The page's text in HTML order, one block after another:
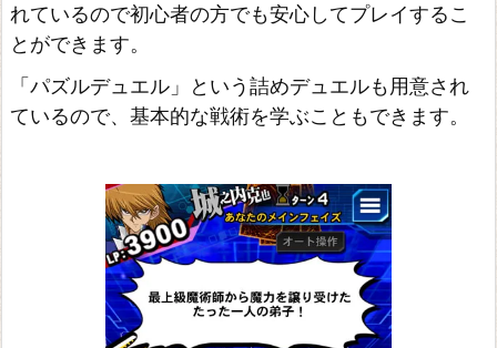
れているので初心者の方でも安心してプレイするこ
とができます。
「パズルデュエル」という詰めデュエルも用意され
ているので、基本的な戦術を学ぶこともできます。